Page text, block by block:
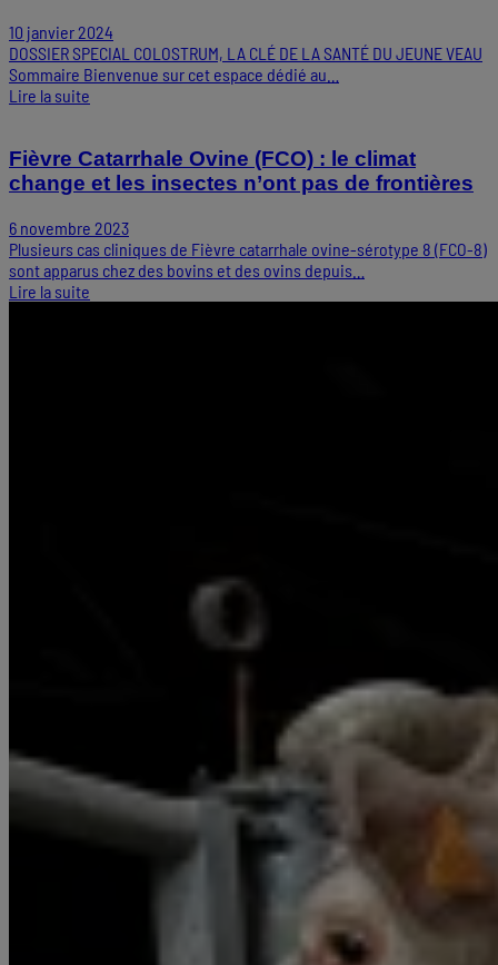
10 janvier 2024
DOSSIER SPECIAL COLOSTRUM, LA CLÉ DE LA SANTÉ DU JEUNE VEAU
Sommaire Bienvenue sur cet espace dédié au…
Lire la suite
Fièvre Catarrhale Ovine (FCO) : le climat
change et les insectes n’ont pas de frontières
6 novembre 2023
Plusieurs cas cliniques de Fièvre catarrhale ovine-sérotype 8 (FCO-8)
sont apparus chez des bovins et des ovins depuis…
Lire la suite